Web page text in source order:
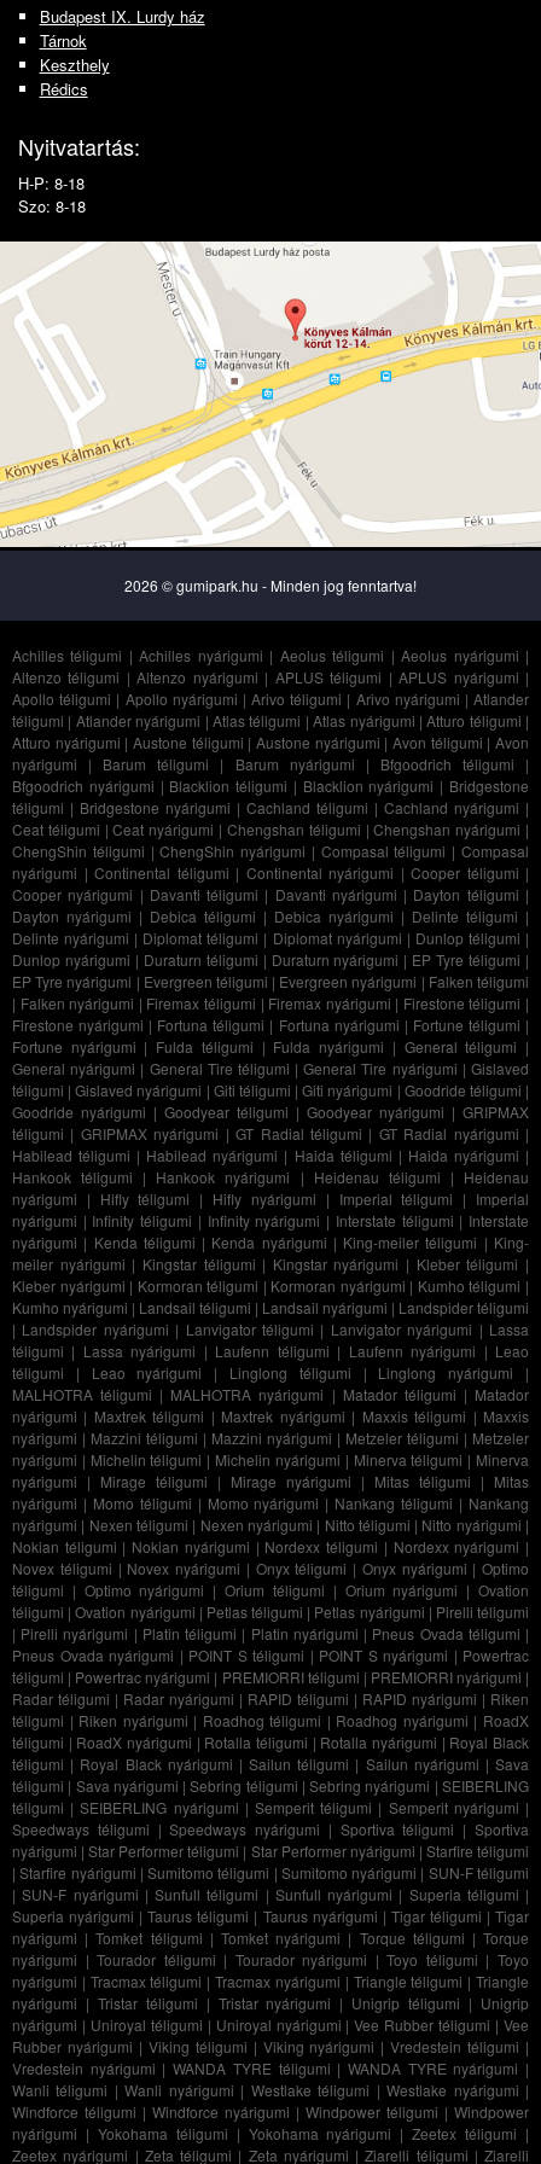
Budapest IX. Lurdy ház
Tárnok
Keszthely
Rédics
Nyitvatartás:
H-P: 8-18
Szo: 8-18
2026 © gumipark.hu - Minden jog fenntartva!
Achilles téligumi |Achilles nyárigumi | Aeolus téligumi |Aeolus nyárigumi |
Altenzo téligumi |Altenzo nyárigumi | APLUS téligumi |APLUS nyárigumi |
Apollo téligumi | Apollo nyárigumi |Arivo téligumi | Arivo nyárigumi |Atlander
téligumi | Atlander nyárigumi | Atlas téligumi |Atlas nyárigumi |Atturo téligumi |
Atturo nyárigumi |Austone téligumi |Austone nyárigumi |Avon téligumi |Avon
nyárigumi | Barum téligumi | Barum nyárigumi | Bfgoodrich téligumi |
Bfgoodrich nyárigumi | Blacklion téligumi | Blacklion nyárigumi | Bridgestone
téligumi | Bridgestone nyárigumi | Cachland téligumi | Cachland nyárigumi |
Ceat téligumi |Ceat nyárigumi | Chengshan téligumi |Chengshan nyárigumi |
ChengShin téligumi |ChengShin nyárigumi | Compasal téligumi |Compasal
nyárigumi | Continental téligumi | Continental nyárigumi | Cooper téligumi |
Cooper nyárigumi | Davanti téligumi | Davanti nyárigumi | Dayton téligumi |
Dayton nyárigumi | Debica téligumi | Debica nyárigumi | Delinte téligumi |
Delinte nyárigumi | Diplomat téligumi | Diplomat nyárigumi | Dunlop téligumi |
Dunlop nyárigumi | Duraturn téligumi | Duraturn nyárigumi | EP Tyre téligumi |
EP Tyre nyárigumi | Evergreen téligumi | Evergreen nyárigumi | Falken téligumi
| Falken nyárigumi | Firemax téligumi | Firemax nyárigumi | Firestone téligumi |
Firestone nyárigumi | Fortuna téligumi | Fortuna nyárigumi | Fortune téligumi |
Fortune nyárigumi | Fulda téligumi | Fulda nyárigumi | General téligumi |
General nyárigumi | General Tire téligumi |General Tire nyárigumi |Gislaved
téligumi |Gislaved nyárigumi | Giti téligumi |Giti nyárigumi | Goodride téligumi |
Goodride nyárigumi | Goodyear téligumi | Goodyear nyárigumi | GRIPMAX
téligumi | GRIPMAX nyárigumi |GT Radial téligumi | GT Radial nyárigumi |
Habilead téligumi | Habilead nyárigumi | Haida téligumi | Haida nyárigumi |
Hankook téligumi | Hankook nyárigumi | Heidenau téligumi | Heidenau
nyárigumi | Hifly téligumi | Hifly nyárigumi | Imperial téligumi | Imperial
nyárigumi | Infinity téligumi | Infinity nyárigumi | Interstate téligumi | Interstate
nyárigumi | Kenda téligumi | Kenda nyárigumi | King-meiler téligumi | King-
meiler nyárigumi | Kingstar téligumi | Kingstar nyárigumi | Kleber téligumi |
Kleber nyárigumi | Kormoran téligumi | Kormoran nyárigumi | Kumho téligumi |
Kumho nyárigumi | Landsail téligumi | Landsail nyárigumi | Landspider téligumi
| Landspider nyárigumi | Lanvigator téligumi | Lanvigator nyárigumi | Lassa
téligumi | Lassa nyárigumi | Laufenn téligumi | Laufenn nyárigumi | Leao
téligumi | Leao nyárigumi | Linglong téligumi | Linglong nyárigumi |
MALHOTRA téligumi | MALHOTRA nyárigumi | Matador téligumi | Matador
nyárigumi | Maxtrek téligumi | Maxtrek nyárigumi | Maxxis téligumi | Maxxis
nyárigumi | Mazzini téligumi | Mazzini nyárigumi | Metzeler téligumi | Metzeler
nyárigumi | Michelin téligumi | Michelin nyárigumi | Minerva téligumi | Minerva
nyárigumi | Mirage téligumi | Mirage nyárigumi | Mitas téligumi | Mitas
nyárigumi | Momo téligumi | Momo nyárigumi | Nankang téligumi | Nankang
nyárigumi | Nexen téligumi | Nexen nyárigumi | Nitto téligumi | Nitto nyárigumi |
Nokian téligumi | Nokian nyárigumi | Nordexx téligumi | Nordexx nyárigumi |
Novex téligumi | Novex nyárigumi | Onyx téligumi | Onyx nyárigumi | Optimo
téligumi | Optimo nyárigumi |Orium téligumi | Orium nyárigumi |Ovation
téligumi |Ovation nyárigumi | Petlas téligumi | Petlas nyárigumi | Pirelli téligumi
| Pirelli nyárigumi | Platin téligumi | Platin nyárigumi | Pneus Ovada téligumi |
Pneus Ovada nyárigumi | POINT S téligumi | POINT S nyárigumi | Powertrac
téligumi | Powertrac nyárigumi | PREMIORRI téligumi | PREMIORRI nyárigumi |
Radar téligumi | Radar nyárigumi | RAPID téligumi | RAPID nyárigumi | Riken
téligumi | Riken nyárigumi | Roadhog téligumi | Roadhog nyárigumi | RoadX
téligumi | RoadX nyárigumi | Rotalla téligumi | Rotalla nyárigumi | Royal Black
téligumi | Royal Black nyárigumi |Sailun téligumi | Sailun nyárigumi |Sava
téligumi | Sava nyárigumi |Sebring téligumi |Sebring nyárigumi |SEIBERLING
téligumi |SEIBERLING nyárigumi |Semperit téligumi | Semperit nyárigumi |
Speedways téligumi |Speedways nyárigumi | Sportiva téligumi |Sportiva
nyárigumi |Star Performer téligumi | Star Performer nyárigumi | Starfire téligumi
|Starfire nyárigumi |Sumitomo téligumi | Sumitomo nyárigumi | SUN-F téligumi
|SUN-F nyárigumi | Sunfull téligumi | Sunfull nyárigumi | Superia téligumi |
Superia nyárigumi |Taurus téligumi | Taurus nyárigumi | Tigar téligumi |Tigar
nyárigumi |Tomket téligumi | Tomket nyárigumi | Torque téligumi |Torque
nyárigumi |Tourador téligumi | Tourador nyárigumi |Toyo téligumi |Toyo
nyárigumi | Tracmax téligumi |Tracmax nyárigumi | Triangle téligumi |Triangle
nyárigumi | Tristar téligumi | Tristar nyárigumi | Unigrip téligumi | Unigrip
nyárigumi | Uniroyal téligumi | Uniroyal nyárigumi |Vee Rubber téligumi |Vee
Rubber nyárigumi | Viking téligumi | Viking nyárigumi |Vredestein téligumi |
Vredestein nyárigumi |WANDA TYRE téligumi | WANDA TYRE nyárigumi |
Wanli téligumi |Wanli nyárigumi | Westlake téligumi |Westlake nyárigumi |
Windforce téligumi | Windforce nyárigumi | Windpower téligumi | Windpower
nyárigumi | Yokohama téligumi | Yokohama nyárigumi |Zeetex téligumi |
Zeetex nyárigumi | Zeta téligumi | Zeta nyárigumi |Ziarelli téligumi | Ziarelli